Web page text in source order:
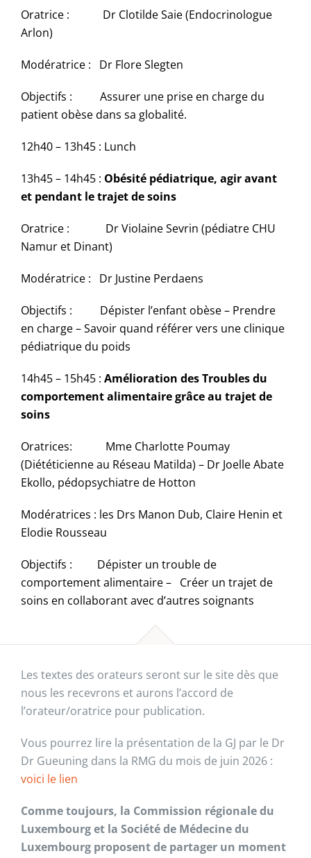
Oratrice : Dr Clotilde Saie (Endocrinologue
Arlon)
Modératrice : Dr Flore Slegten
Objectifs : Assurer une prise en charge du
patient obèse dans sa globalité.
12h40 – 13h45 : Lunch
13h45 – 14h45 : Obésité pédiatrique, agir avant
et pendant le trajet de soins
Oratrice : Dr Violaine Sevrin (pédiatre CHU
Namur et Dinant)
Modératrice : Dr Justine Perdaens
Objectifs : Dépister l’enfant obèse – Prendre
en charge – Savoir quand référer vers une clinique
pédiatrique du poids
14h45 – 15h45 : Amélioration des Troubles du
comportement alimentaire grâce au trajet de
soins
Oratrices: Mme Charlotte Poumay
(Diététicienne au Réseau Matilda) – Dr Joelle Abate
Ekollo, pédopsychiatre de Hotton
Modératrices : les Drs Manon Dub, Claire Henin et
Elodie Rousseau
Objectifs : Dépister un trouble de
comportement alimentaire – Créer un trajet de
soins en collaborant avec d’autres soignants
Les textes des orateurs seront sur le site dès que
nous les recevrons et aurons l’accord de
l’orateur/oratrice pour publication.
Vous pourrez lire la présentation de la GJ par le Dr
Dr Gueuning dans la RMG du mois de juin 2026 :
voici le lien
Comme toujours, la Commission régionale du
Luxembourg et la Société de Médecine du
Luxembourg proposent de partager un moment